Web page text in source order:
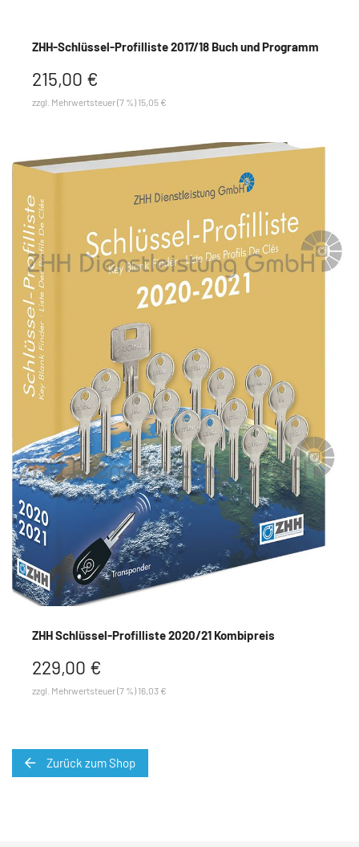
ZHH-Schlüssel-Profilliste 2017/18 Buch und Programm
215,00 €
zzgl. Mehrwertsteuer (7 %) 15,05 €
ZHH Schlüssel-Profilliste 2020/21 Kombipreis
229,00 €
zzgl. Mehrwertsteuer (7 %) 16,03 €
Zurück zum Shop